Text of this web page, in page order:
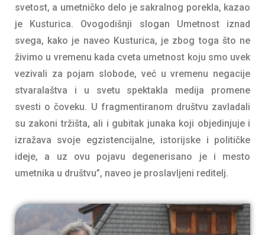
svetost, a umetničko delo je sakralnog porekla, kazao
je Kusturica. Ovogodišnji slogan Umetnost iznad
svega, kako je naveo Kusturica, je zbog toga što ne
živimo u vremenu kada cveta umetnost koju smo uvek
vezivali za pojam slobode, već u vremenu negacije
stvaralaštva i u svetu spektakla medija promene
svesti o čoveku. U fragmentiranom društvu zavladali
su zakoni tržišta, ali i gubitak junaka koji objedinjuje i
izražava svoje egzistencijalne, istorijske i političke
ideje, a uz ovu pojavu degenerisano je i mesto
umetnika u društvu”, naveo je proslavljeni reditelj.